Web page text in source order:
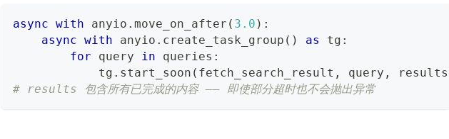
async with anyio . move_on_after ( 3.0 ) :
async with anyio . create_task_group ( ) as tg :
for query in queries :
            tg
. start_soon ( fetch_search_result , query , results
# results 包含所有已完成的内容 —— 即使部分超时也不会抛出异常